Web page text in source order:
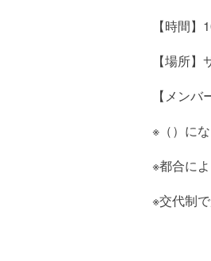
【時間
【場所
【メン
※（）に
※都合に
※交代制